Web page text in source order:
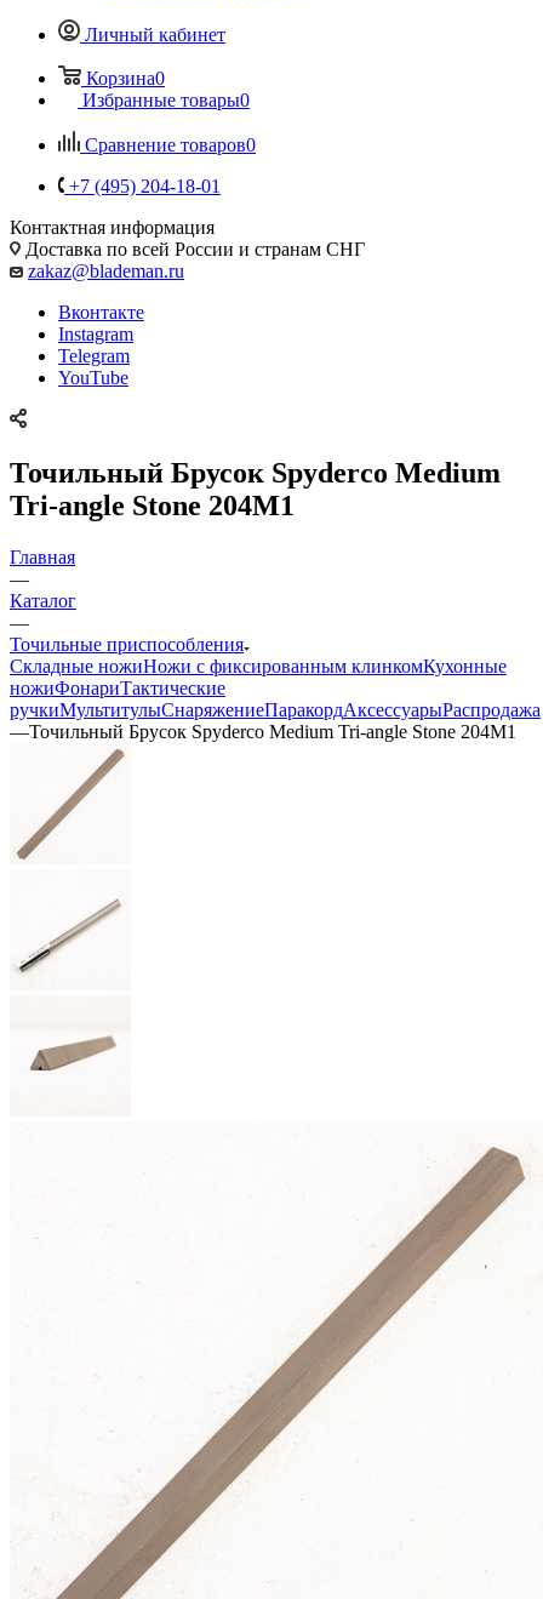
Личный кабинет
Корзина0
Избранные товары0
Сравнение товаров0
+7 (495) 204-18-01
Контактная информация
Доставка по всей России и странам СНГ
zakaz@blademan.ru
Вконтакте
Instagram
Telegram
YouTube
Точильный Брусок Spyderco Medium
Tri-angle Stone 204M1
Главная
—
Каталог
—
Точильные приспособления
Складные ножиНожи с фиксированным клинкомКухонные
ножиФонариТактические
ручкиМультитулыСнаряжениеПаракордАксессуарыРаспродажа
—Точильный Брусок Spyderco Medium Tri-angle Stone 204M1